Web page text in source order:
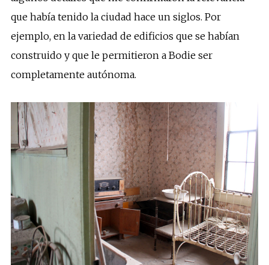
que había tenido la ciudad hace un siglos. Por
ejemplo, en la variedad de edificios que se habían
construido y que le permitieron a Bodie ser
completamente autónoma.